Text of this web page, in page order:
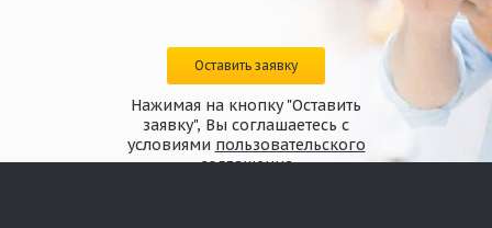
Оставить заявку
Нажимая на кнопку "Оставить
заявку", Вы соглашаетесь с
условиями пользовательского
соглашения